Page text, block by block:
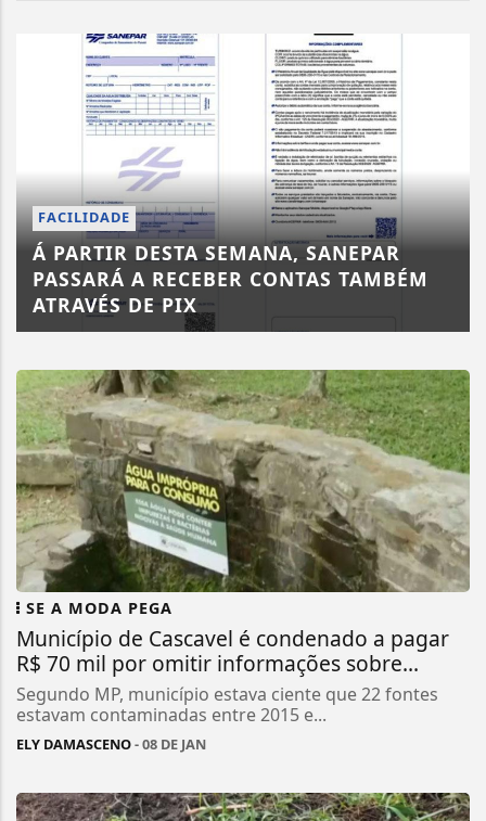
FACILIDADE
Á PARTIR DESTA SEMANA, SANEPAR
PASSARÁ A RECEBER CONTAS TAMBÉM
ATRAVÉS DE PIX
SE A MODA PEGA
Município de Cascavel é condenado a pagar
R$ 70 mil por omitir informações sobre...
Segundo MP, município estava ciente que 22 fontes
estavam contaminadas entre 2015 e...
ELY DAMASCENO- 08 DE JAN